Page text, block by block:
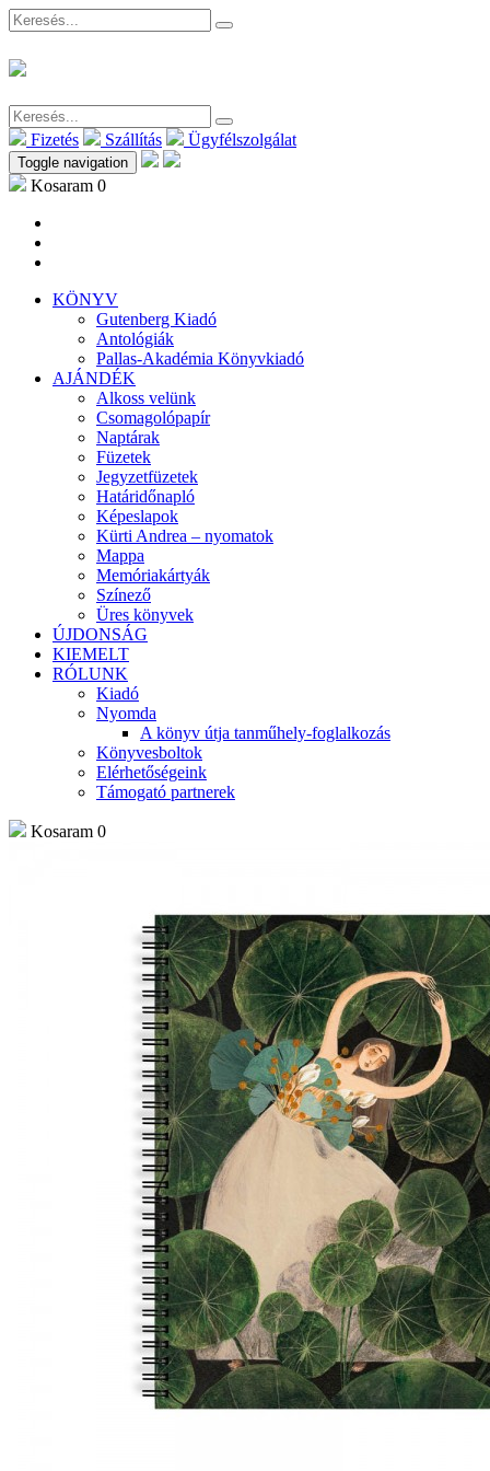
Fizetés Szállítás Ügyfélszolgálat
Toggle navigation
Kosaram 0
KÖNYV
Gutenberg Kiadó
Antológiák
Pallas-Akadémia Könyvkiadó
AJÁNDÉK
Alkoss velünk
Csomagolópapír
Naptárak
Füzetek
Jegyzetfüzetek
Határidőnapló
Képeslapok
Kürti Andrea – nyomatok
Mappa
Memóriakártyák
Színező
Üres könyvek
ÚJDONSÁG
KIEMELT
RÓLUNK
Kiadó
Nyomda
A könyv útja tanműhely-foglalkozás
Könyvesboltok
Elérhetőségeink
Támogató partnerek
Kosaram 0